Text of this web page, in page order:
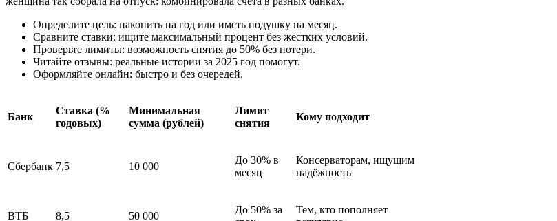
Определите цель: накопить на год или иметь подушку на месяц.
Сравните ставки: ищите максимальный процент без жёстких условий.
Проверьте лимиты: возможность снятия до 50% без потери.
Читайте отзывы: реальные истории за 2025 год помогут.
Оформляйте онлайн: быстро и без очередей.
Банк
Ставка (%
годовых)
Минимальная
сумма (рублей)
Лимит
снятия
Кому подходит
Сбербанк 7,5 10 000
До 30% в
месяц
Консерваторам, ищущим
надёжность
ВТБ 8,5 50 000
До 50% за
Тем, кто пополняет